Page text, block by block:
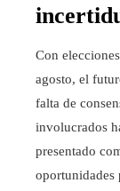
Con
agosto, el
falta de
involucrados
presentado
oportunidades